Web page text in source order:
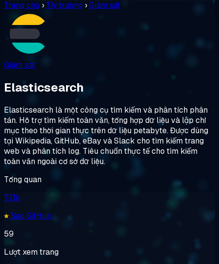
Trang chủ › Thị trường ›Giám sát
Giám sát
Elasticsearch
Elasticsearch là một công cụ tìm kiếm và phân tích phân
tán. Hỗ trợ tìm kiếm toàn văn, tổng hợp dữ liệu và lập chỉ
mục theo thời gian thực trên dữ liệu petabyte. Được dùng
tại Wikipedia, GitHub, eBay và Slack cho tìm kiếm trang
web và phân tích log. Tiêu chuẩn thực tế cho tìm kiếm
toàn văn ngoài cơ sở dữ liệu.
Tổng quan
77.1k
Sao GitHub
59
Lượt xem trang